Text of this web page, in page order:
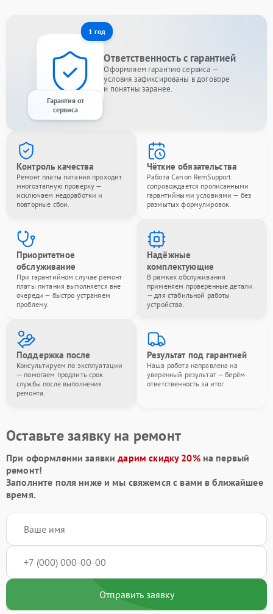
1 год
Гарантия от
сервиса
Ответственность с гарантией
Оформляем гарантию сервиса —
условия зафиксированы в договоре
и понятны заранее.
Контроль качества
Ремонт платы питания проходит
многоэтапную проверку —
исключаем недоработки и
повторные сбои.
Чёткие обязательства
Работа Canon RemSupport
сопровождается прописанными
гарантийными условиями — без
размытых формулировок.
Приоритетное
обслуживание
При гарантийном случае ремонт
платы питания выполняется вне
очереди — быстро устраняем
проблему.
Надёжные
комплектующие
В рамках обслуживания
применяем проверенные детали
— для стабильной работы
устройства.
Поддержка после
Консультируем по эксплуатации
— помогаем продлить срок
службы после выполнения
ремонта.
Результат под гарантией
Наша работа направлена на
уверенный результат — берём
ответственность за итог.
Оставьте заявку на ремонт
При оформлении заявкидарим скидку 20%на первый
ремонт!
Заполните поля ниже и мы свяжемся с вами в ближайшее
время.
Отправить заявку